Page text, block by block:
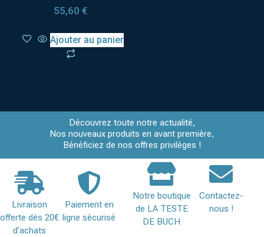
55,60 €
Ajouter au panier
Découvrez toute notre actualité,
Nos nouveaux produits en avant première,
Bénéficiez de nos offres privilèges !
Livraison
offerte dès 20€
d’achats
Paiement en
ligne sécurisé
Notre boutique
de LA TESTE
DE BUCH
Contactez-
nous !